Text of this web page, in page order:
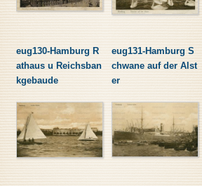
eug130-Hamburg R
athaus u Reichsban
kgebaude
eug131-Hamburg S
chwane auf der Alst
er